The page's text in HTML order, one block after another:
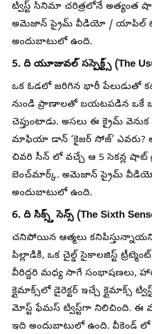
ట్విస్ట్ సినిమా చరిత్రలోనే అత్యంత
అమెజాన్ ప్రైమ్ వీడియో / యాపిల్
అందుబాటులో ఉంది.
5. ది యూజువల్ సస్పెక్ట్స్ (The
ఒక ఓడలో జరిగిన భారీ పేలుడుతో
నుండి ప్రాణాలతో బయటపడిన ఒకే
చెప్తుంటాడు. అసలు ఈ క్రైమ్
మాఫియా డాన్ ‘కైజర్ సోజ్’ ఎవరు?
చివరి సీన్ లో వచ్చే ఆ 5 సెకన్ల షాట్
బెంచ్‌మార్క్. అమెజాన్ ప్రైమ్
అందుబాటులో ఉంది.
6. ది సిక్స్త్ సెన్స్ (The Sixth
చనిపోయిన ఆత్మలు
పిల్లాడికి, ఒక చైల్డ్ సైకాలజిస్ట్
వీరిద్దరి మధ్య సాగే సంభాషణలు,
క్లైమాక్స్‌లో డైరెక్టర్ ఇచ్చే క్లైమాక్స్
మోస్ట్ ఫేమస్ ట్విస్ట్‌గా నిలిచింది. ఈ
ఇది అందుబాటులో ఉంది. వీకెండ్